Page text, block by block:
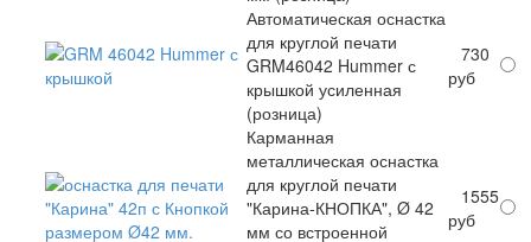
Автоматическая оснастка
для круглой печати
GRM46042 Hummer с
крышкой усиленная
(розница)
730
руб
Карманная
металлическая оснастка
для круглой печати
"Карина-КНОПКА", Ø 42
мм со встроенной
1555
руб